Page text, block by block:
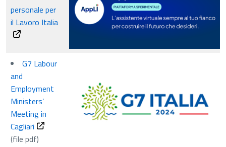
personale per
il Lavoro Italia
G7 Labour
and
Employment
Ministers’
Meeting in
Cagliari
(file pdf)